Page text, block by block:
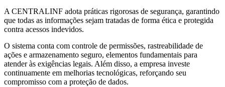
A CENTRALINF adota práticas rigorosas de segurança, garantindo
que todas as informações sejam tratadas de forma ética e protegida
contra acessos indevidos.
O sistema conta com controle de permissões, rastreabilidade de
ações e armazenamento seguro, elementos fundamentais para
atender às exigências legais. Além disso, a empresa investe
continuamente em melhorias tecnológicas, reforçando seu
compromisso com a proteção de dados.